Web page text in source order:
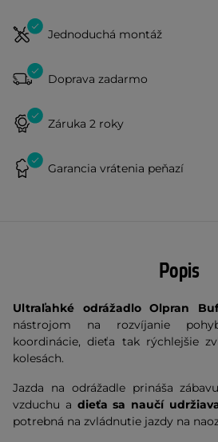
Jednoduchá montáž
Doprava zadarmo
Záruka 2 roky
Garancia vrátenia peňazí
Popis
Ultraľahké odrážadlo Olpran
nástrojom na rozvíjanie
koordinácie, dieťa tak rýchlejšie
kolesách.
Jazda na odrážadle prináša
vzduchu a dieťa sa naučí
potrebná na zvládnutie jazdy na